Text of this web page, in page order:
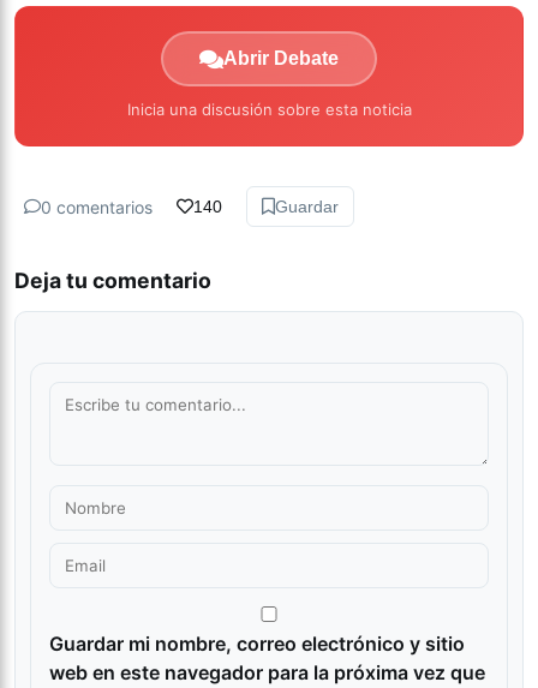
Abrir Debate
Inicia una discusión sobre esta noticia
0 comentarios 140 Guardar
Deja tu comentario
Guardar mi nombre, correo electrónico y sitio
web en este navegador para la próxima vez que